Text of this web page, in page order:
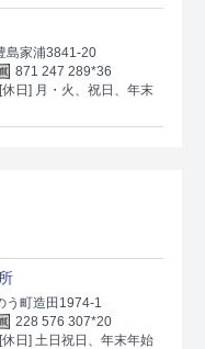
島家浦3841-20
871 247 289*36
[休日] 月・火、祝日、年末
う町造田1974-1
228 576 307*20
[休日] 土日祝日、年末年始